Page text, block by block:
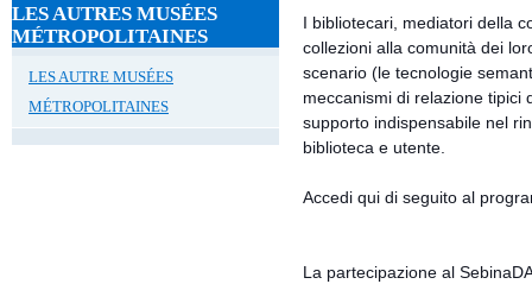
LES AUTRES MUSÉES
MÉTROPOLITAINES
LES AUTRE MUSÉES
MÉTROPOLITAINES
I bibliotecari, mediatori della
collezioni alla comunità dei
scenario (le tecnologie
meccanismi di relazione tipici
supporto indispensabile nel
biblioteca e utente.
Accedi qui di seguito al
La partecipazione al